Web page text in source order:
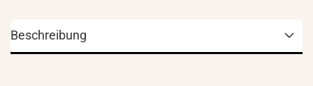
Beschreibung